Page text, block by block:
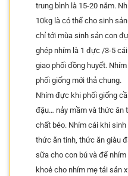
trung bình là 15-20 năm.
10kg là có thể cho sinh
chỉ tới mùa sinh sản con
ghép nhím là 1 đực /3-5
giao phối đồng huyết.
phối giống mới thả chung.
Nhím đực khi phối giống
đậu… nảy mầm và thức ăn
chất béo. Nhím cái khi
thức ăn tinh, thức ăn giàu
sữa cho con bú và để
khoẻ cho nhím mẹ tái sản